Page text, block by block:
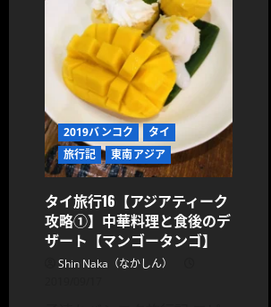
紫
芋
の
饅
頭
が
美
味
し
過
ぎ
て
お
代
り
し
た
件
【バ
ン
コ
2019バンコク
タイ
旅行記
東南アジア
タイ旅行16【アジアティーク
攻略①】中華料理と食後のデ
ザート【マンゴータンゴ】
Shin Naka（なかしん）